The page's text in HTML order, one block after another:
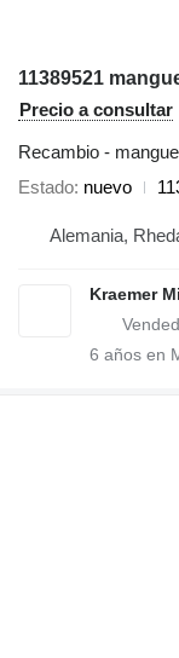
Precio a consultar
Recambio -
Estado nuevo
Alemania,
Kraemer
6 años en